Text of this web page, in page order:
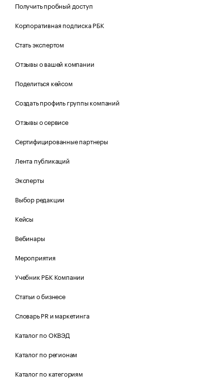
Получить пробный доступ
Корпоративная подписка РБК
Стать экспертом
Отзывы о вашей компании
Поделиться кейсом
Создать профиль группы компаний
Отзывы о сервисе
Сертифицированные партнеры
Лента публикаций
Эксперты
Выбор редакции
Кейсы
Вебинары
Мероприятия
Учебник РБК Компании
Статьи о бизнесе
Словарь PR и маркетинга
Каталог по ОКВЭД
Каталог по регионам
Каталог по категориям